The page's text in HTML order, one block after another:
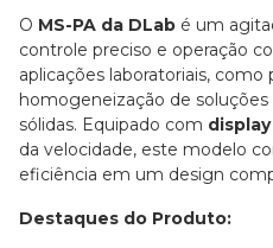
O MS-PA da DLab é um
controle preciso e operação
aplicações laboratoriais,
homogeneização de
sólidas. Equipado com display
da velocidade, este modelo
eficiência em um design
Destaques do Produto: